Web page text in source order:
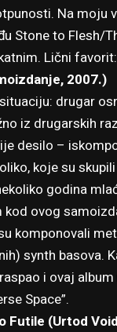
Na moju
Stone to Flesh/
Lični
2007.)
drugar
iz drugarskih
desilo –
koje su
godina
ovog
komponovali
synth basova.
i ovaj
Space”.
Futile (Urtod